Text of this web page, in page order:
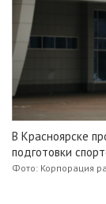
В Красноярске
подготовки
Фото: Корпорация